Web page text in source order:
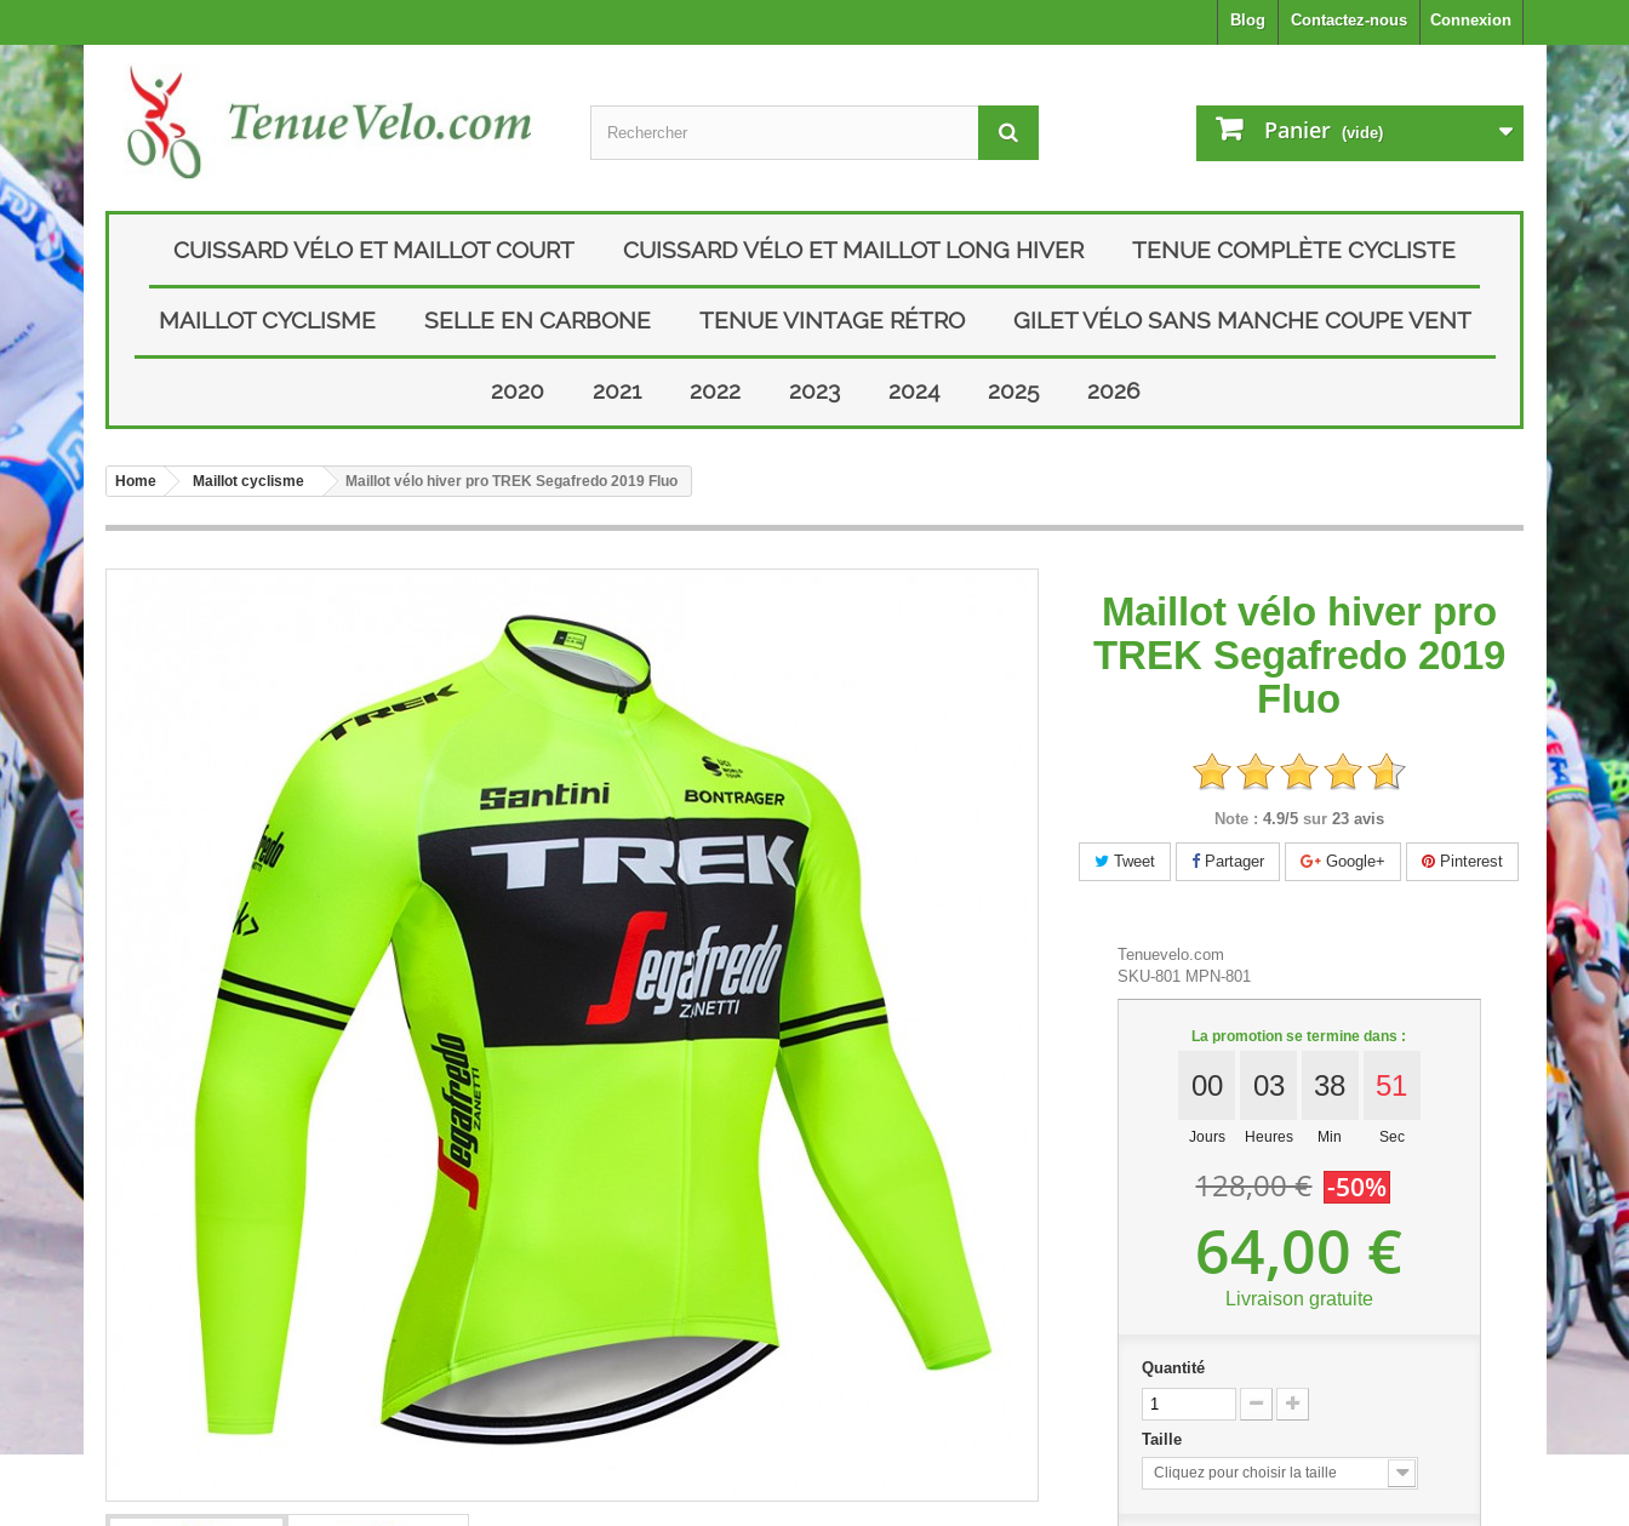
Connexion
Contactez-nous
Blog
Panier (vide)
CUISSARD VÉLO ET MAILLOT COURT CUISSARD VÉLO ET MAILLOT LONG HIVER TENUE COMPLÈTE CYCLISTE
MAILLOT CYCLISME SELLE EN CARBONE TENUE VINTAGE RÉTRO GILET VÉLO SANS MANCHE COUPE VENT
2020 2021 2022 2023 2024 2025 2026
Home Maillot cyclisme Maillot vélo hiver pro TREK Segafredo 2019 Fluo
Maillot vélo hiver pro
TREK Segafredo 2019
Fluo
Note : 4.9/5 sur 23 avis
Tweet Partager Google+ Pinterest
Tenuevelo.com
SKU-801 MPN-801
La promotion se termine dans :
00
Jours
03
Heures
38
Min
50
Sec
128,00 € -50%
64,00 €
Livraison gratuite
Quantité
Taille
Cliquez pour choisir la taille